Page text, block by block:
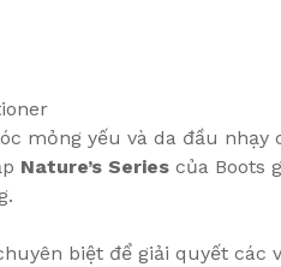
mỏng yếu và da đầu nhạy
Nature’s Series của Boots
biệt để giải quyết các